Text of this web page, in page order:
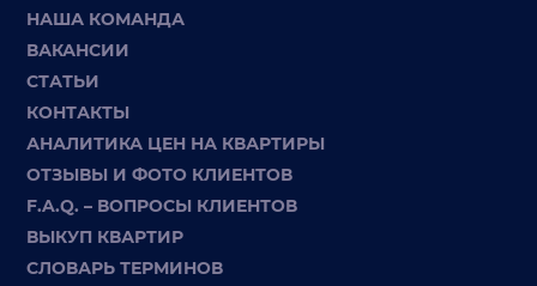
НАША КОМАНДА
ВАКАНСИИ
СТАТЬИ
КОНТАКТЫ
АНАЛИТИКА ЦЕН НА КВАРТИРЫ
ОТЗЫВЫ И ФОТО КЛИЕНТОВ
F.A.Q. – ВОПРОСЫ КЛИЕНТОВ
ВЫКУП КВАРТИР
СЛОВАРЬ ТЕРМИНОВ